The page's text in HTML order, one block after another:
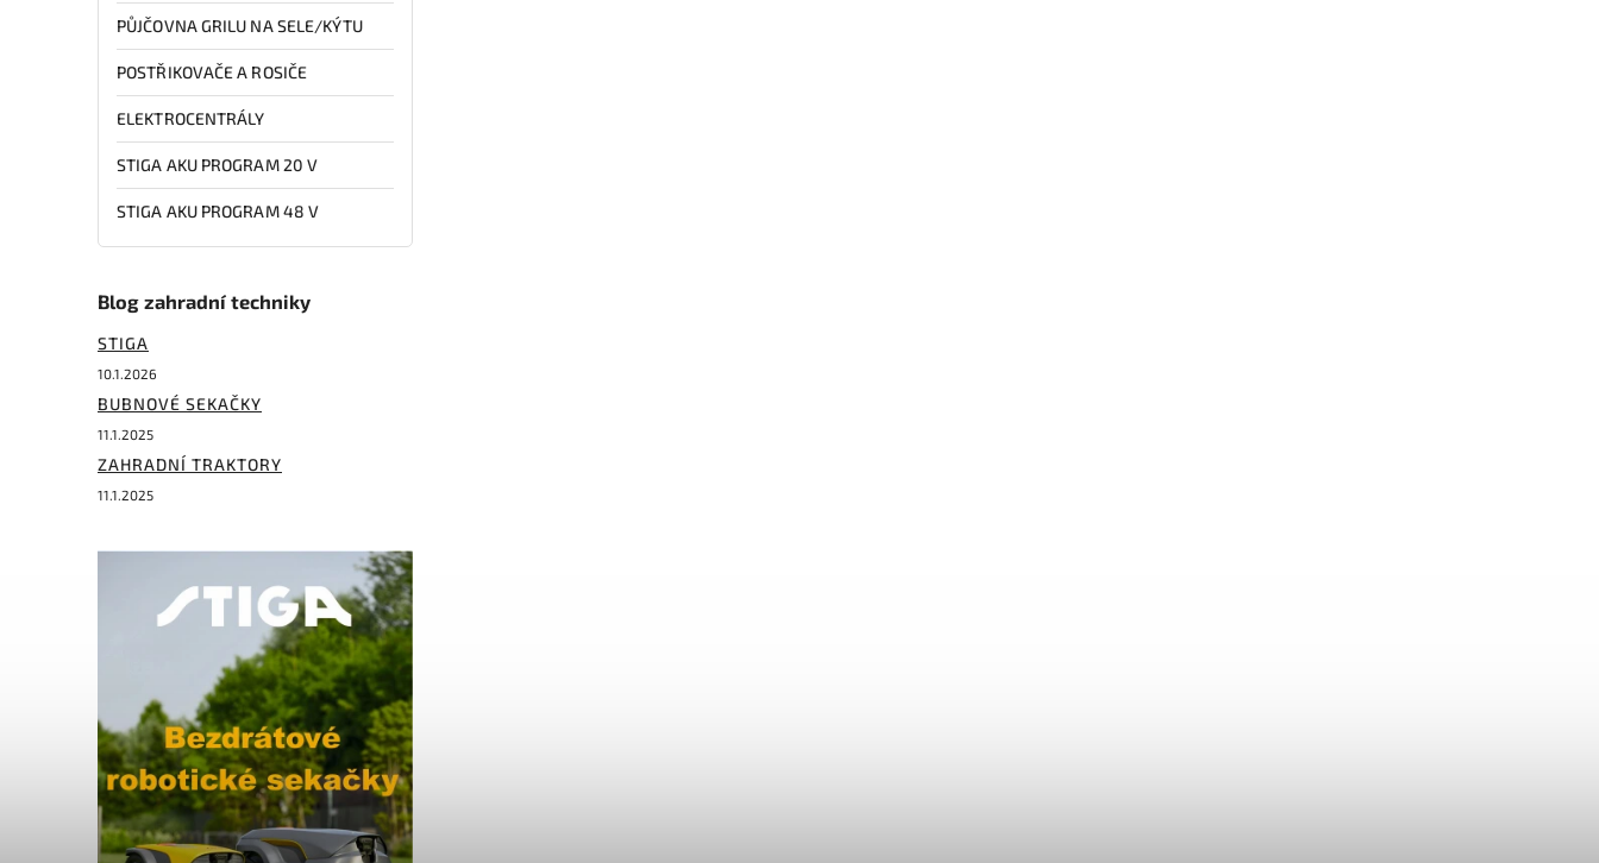
PŮJČOVNA GRILU NA SELE/KÝTU
POSTŘIKOVAČE A ROSIČE
ELEKTROCENTRÁLY
STIGA AKU PROGRAM 20 V
STIGA AKU PROGRAM 48 V
Blog zahradní techniky
STIGA
10.1.2026
BUBNOVÉ SEKAČKY
11.1.2025
ZAHRADNÍ TRAKTORY
11.1.2025